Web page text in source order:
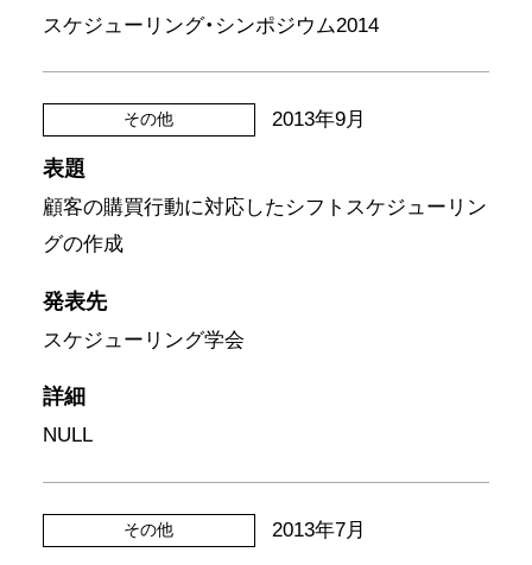
スケジューリング・シンポジウム2014
その他 2013年9月
表題
顧客の購買行動に対応したシフトスケジューリン
グの作成
発表先
スケジューリング学会
詳細
NULL
その他 2013年7月